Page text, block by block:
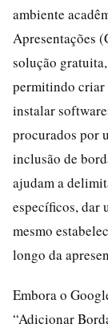
ambiente
Apresentações
solução
permitindo criar
instalar
procurados por
inclusão de
ajudam a
específicos, dar
mesmo
longo da
Embora o
“Adicionar